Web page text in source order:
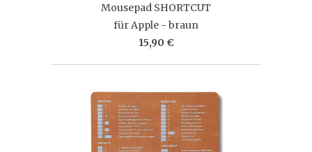
Mousepad SHORTCUT
für Apple - braun
15,90 €